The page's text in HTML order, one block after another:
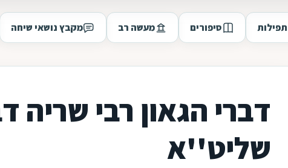
תפילות סיפורים מעשה רב מקבץ נושאי שיחה
דברי הגאון רבי שריה
שליט''א